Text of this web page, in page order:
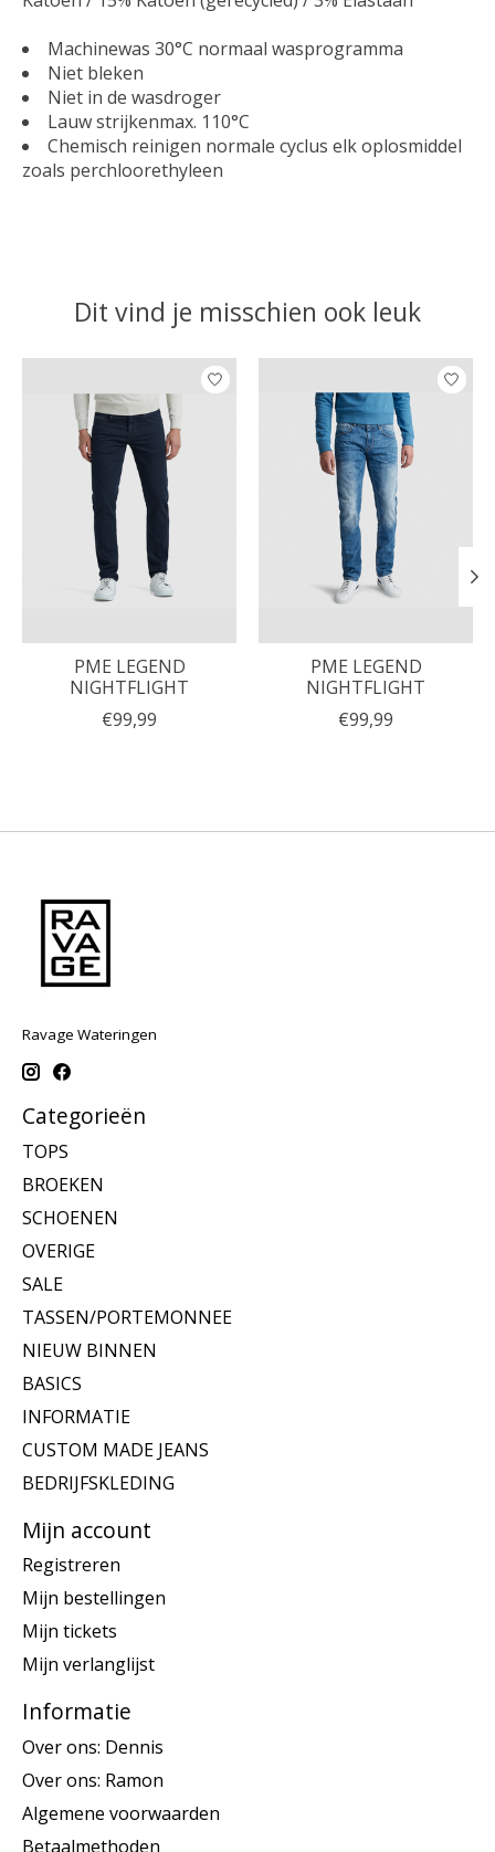
Machinewas 30°C normaal wasprogramma
Niet bleken
Niet in de wasdroger
Lauw strijkenmax. 110°C
Chemisch reinigen normale cyclus elk oplosmiddel
zoals perchloorethyleen
Dit vind je misschien ook leuk
Items van productcarrousel
PME LEGEND
NIGHTFLIGHT
€99,99
PME LEGEND
NIGHTFLIGHT
€99,99
Ravage Wateringen
Categorieën
TOPS
BROEKEN
SCHOENEN
OVERIGE
SALE
TASSEN/PORTEMONNEE
NIEUW BINNEN
BASICS
INFORMATIE
CUSTOM MADE JEANS
BEDRIJFSKLEDING
Mijn account
Registreren
Mijn bestellingen
Mijn tickets
Mijn verlanglijst
Informatie
Over ons: Dennis
Over ons: Ramon
Algemene voorwaarden
Betaalmethoden